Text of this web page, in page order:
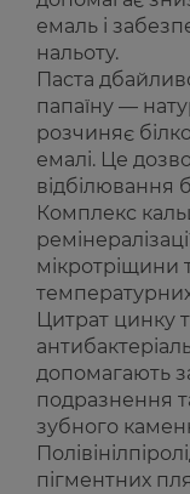
емаль і
нальоту.
Паста
папаїну —
розчиняє
емалі. Це
відбілювання
Комплекс
мікротріщини
Цитрат цинку
допомагають
подразнення
зубного
пігментних